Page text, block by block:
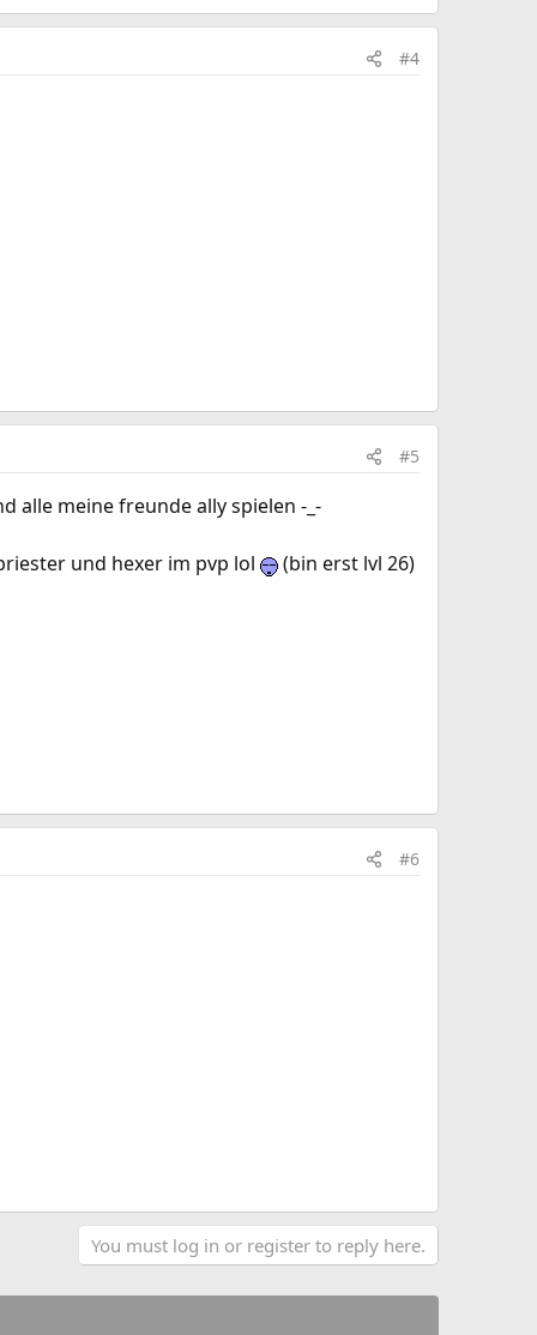
#4
#5
alle meine freunde ally spielen -_-
und hexer im pvp lol (bin erst lvl 26)
#6
You must log in or register to reply here.